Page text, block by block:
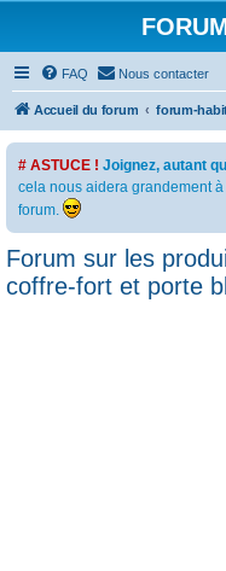
FAQ Nous contacter
Accueil du forum forum-
# ASTUCE ! Joignez, autant
cela nous aidera grandement
forum.
Forum sur les
coffre-fort et porte